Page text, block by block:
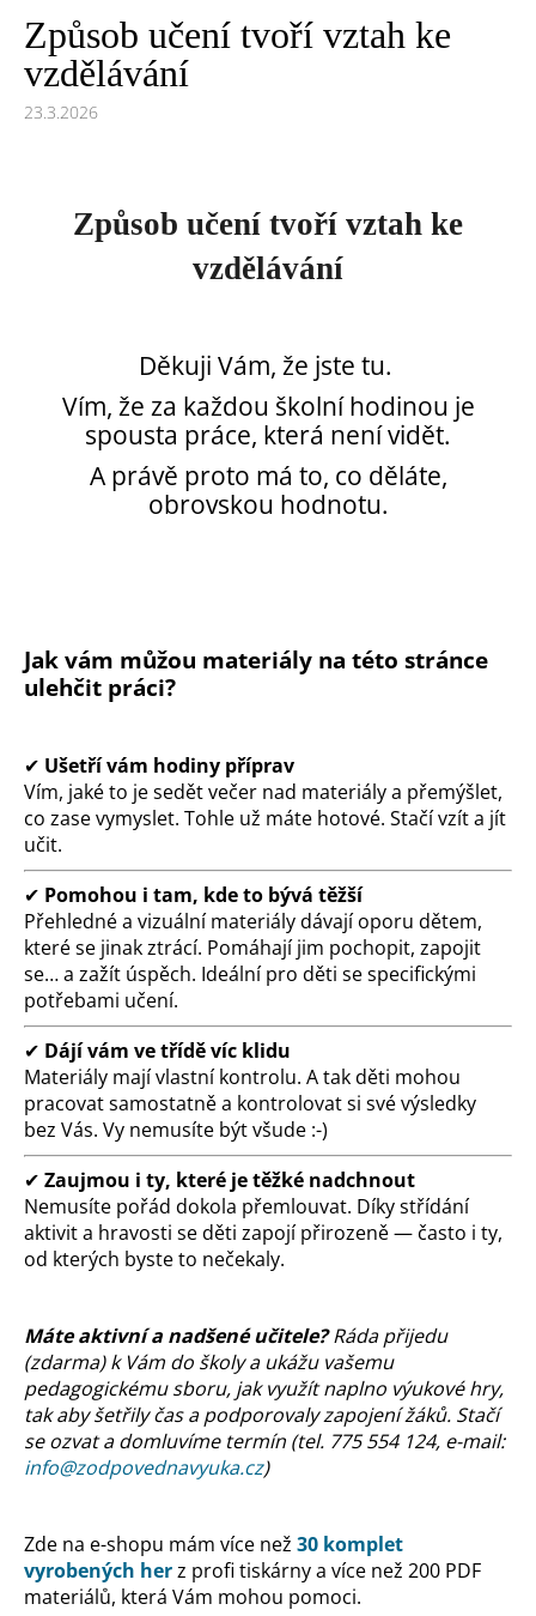
Způsob učení tvoří vztah ke
vzdělávání
23.3.2026
Způsob učení tvoří vztah ke
vzdělávání
Děkuji Vám, že jste tu.
Vím, že za každou školní hodinou je
spousta práce, která není vidět.
A právě proto má to, co děláte,
obrovskou hodnotu.
Jak vám můžou materiály na této stránce
ulehčit práci?
✔ Ušetří vám hodiny příprav
Vím, jaké to je sedět večer nad materiály a přemýšlet,
co zase vymyslet. Tohle už máte hotové. Stačí vzít a jít
učit.
✔ Pomohou i tam, kde to bývá těžší
Přehledné a vizuální materiály dávají oporu dětem,
které se jinak ztrácí. Pomáhají jim pochopit, zapojit
se… a zažít úspěch. Ideální pro děti se specifickými
potřebami učení.
✔ Dájí vám ve třídě víc klidu
Materiály mají vlastní kontrolu. A tak děti mohou
pracovat samostatně a kontrolovat si své výsledky
bez Vás. Vy nemusíte být všude :-)
✔ Zaujmou i ty, které je těžké nadchnout
Nemusíte pořád dokola přemlouvat. Díky střídání
aktivit a hravosti se děti zapojí přirozeně — často i ty,
od kterých byste to nečekaly.
Máte aktivní a nadšené učitele?Ráda přijedu
(zdarma) k Vám do školy a ukážu vašemu
pedagogickému sboru, jak využít naplno výukové hry,
tak aby šetřily čas a podporovaly zapojení žáků. Stačí
se ozvat a domluvíme termín (tel. 775 554 124, e-mail:
info@zodpovednavyuka.cz)
Zde na e-shopu mám více než 30 komplet
vyrobených herz profi tiskárny a více než 200 PDF
materiálů, která Vám mohou pomoci.